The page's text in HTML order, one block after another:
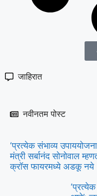
जाहिरात
नवीनतम पोस्ट
‘प्रत्येक संभाव्य
मंत्री सर्बानंद सोनोवाल
क्रॉस फायरमध्ये अडकू नये